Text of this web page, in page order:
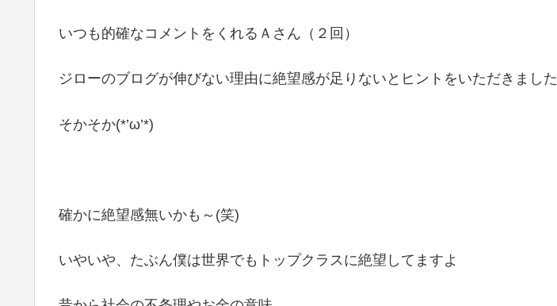
いつも的確なコメントをくれるＡさん（２回）
ジローのブログが伸びない理由に絶望感が足りないとヒントをいただきました
そかそか(*’ω’*)
確かに絶望感無いかも～(笑)
いやいや、たぶん僕は世界でもトップクラスに絶望してますよ